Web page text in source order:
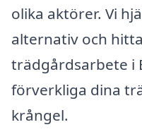
olika aktörer. Vi
alternativ och
trädgårdsarbete i
förverkliga dina
krångel.